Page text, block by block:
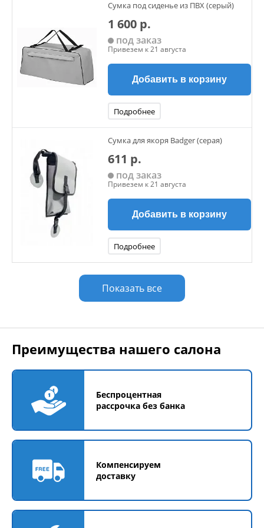
Сумка под сиденье из ПВХ (серый)
1 600 р.
под заказ
Привезем к 21 августа
Добавить в корзину
Подробнее
Сумка для якоря Badger (серая)
611 р.
под заказ
Привезем к 21 августа
Добавить в корзину
Подробнее
Показать все
Преимущества нашего салона
Беспроцентная
рассрочка без банка
Компенсируем
доставку